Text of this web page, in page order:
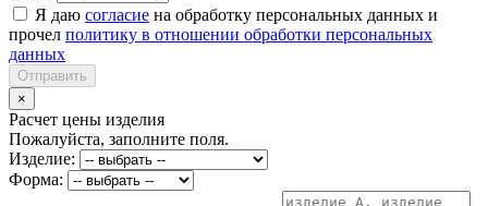
Я даю согласие на обработку персональных данных и
прочел политику в отношении обработки персональных
данных
Отправить
×
Расчет цены изделия
Пожалуйста, заполните поля.
Изделие:
Форма: